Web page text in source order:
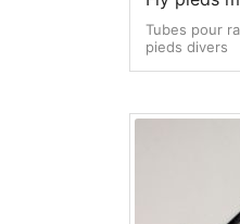
Remorque flightcase
B – Ouvertures
Tubes pour
pieds divers